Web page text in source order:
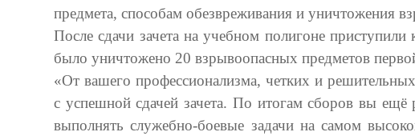
предмета, способам обезвреживания и уничтожения
После сдачи зачета на учебном полигоне
было уничтожено 20 взрывоопасных предметов
«От вашего профессионализма, четких и
с успешной сдачей зачета. По итогам сборов вы ещё
выполнять служебно-боевые задачи на самом